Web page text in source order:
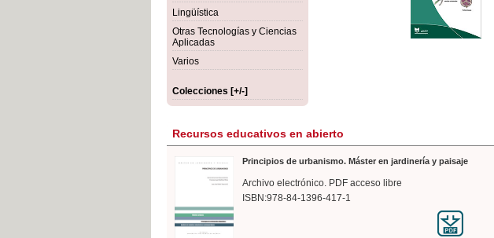
Lingüística
Otras Tecnologías y Ciencias
Aplicadas
Varios
Colecciones [+/-]
Recursos educativos en abierto
Principios de urbanismo. Máster en jardinería y paisaje
Archivo electrónico. PDF acceso libre
ISBN:978-84-1396-417-1